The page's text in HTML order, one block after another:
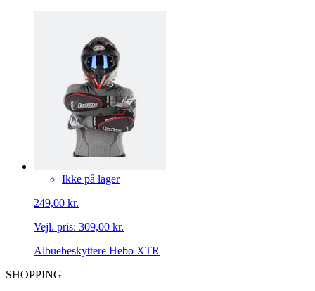
Ikke på lager
249,00 kr.
Vejl. pris: 309,00 kr.
Albuebeskyttere Hebo XTR
SHOPPING